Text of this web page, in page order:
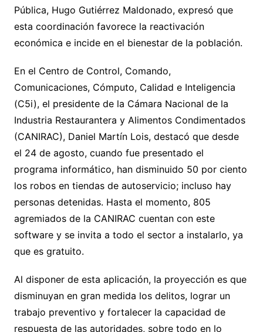
Pública, Hugo Gutiérrez Maldonado, expresó que
esta coordinación favorece la reactivación
económica e incide en el bienestar de la población.
En el Centro de Control, Comando,
Comunicaciones, Cómputo, Calidad e Inteligencia
(C5i), el presidente de la Cámara Nacional de la
Industria Restaurantera y Alimentos Condimentados
(CANIRAC), Daniel Martín Lois, destacó que desde
el 24 de agosto, cuando fue presentado el
programa informático, han disminuido 50 por ciento
los robos en tiendas de autoservicio; incluso hay
personas detenidas. Hasta el momento, 805
agremiados de la CANIRAC cuentan con este
software y se invita a todo el sector a instalarlo, ya
que es gratuito.
Al disponer de esta aplicación, la proyección es que
disminuyan en gran medida los delitos, lograr un
trabajo preventivo y fortalecer la capacidad de
respuesta de las autoridades, sobre todo en lo